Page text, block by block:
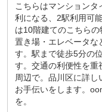
こちらはマンション
利になる、2駅利用可
は10階建てのこちら
置き場・エレベータな
す。駅まで徒歩5分の
す。交通の利便性を重
周辺で。品川区に詳
お手伝いをします。
を。